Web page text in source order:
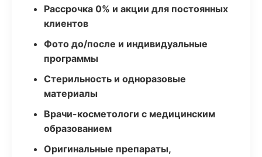
Рассрочка 0% и акции для постоянных
клиентов
Фото до/после и индивидуальные
программы
Стерильность и одноразовые
материалы
Врачи-косметологи с медицинским
образованием
Оригинальные препараты,